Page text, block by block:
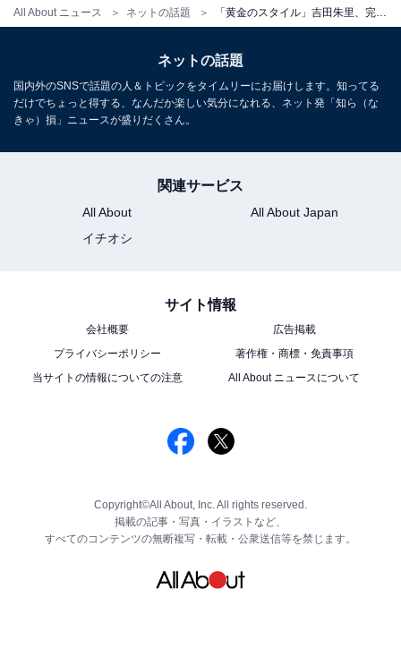
All About ニュース ネットの話題
ネットの話題
国内外のSNSで話題の人＆トピックをタイムリーにお届けします。知ってる
だけでちょっと得する、なんだか楽しい気分になれる、ネット発「知ら（な
きゃ）損」ニュースが盛りだくさん。
関連サービス
All About
All About Japan
イチオシ
サイト情報
会社概要
広告掲載
プライバシーポリシー
著作権・商標・免責事項
当サイトの情報についての注意
All About ニュースについて
Copyright©All About, Inc. All rights reserved.
掲載の記事・写真・イラストなど、
すべてのコンテンツの無断複写・転載・公衆送信等を禁じます。